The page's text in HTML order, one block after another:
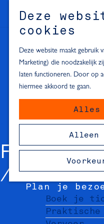
Deze
cookies
Deze website maakt gebruik
Marketing) die noodzakelijk
laten functioneren. Door op
hiermee akkoord te gaan.
Alles
Alleen
M
e
n
u
Inspiratie
Dagje
Fietsen in
Must-see
van Delft
Blijven
24 uur in
48 uur in
72 uur in
Plan je
Boek je
FLOW